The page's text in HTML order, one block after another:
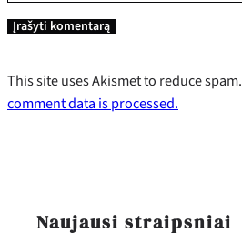
This site uses Akismet to reduce spam.
comment data is processed.
Naujausi straipsniai